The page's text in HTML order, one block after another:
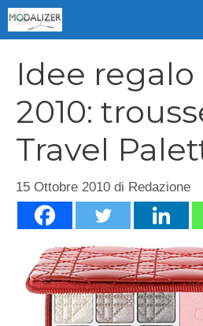
Vai
al
Idee
2010:
Travel
15 Ottobre 2010 di Redazione